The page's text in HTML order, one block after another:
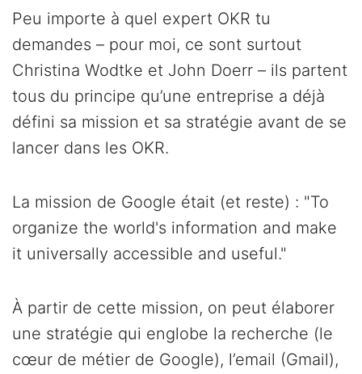
Peu importe à quel expert OKR tu
demandes – pour moi, ce sont surtout
Christina Wodtke et John Doerr – ils partent
tous du principe qu’une entreprise a déjà
défini sa mission et sa stratégie avant de se
lancer dans les OKR.
La mission de Google était (et reste) : "To
organize the world's information and make
it universally accessible and useful."
À partir de cette mission, on peut élaborer
une stratégie qui englobe la recherche (le
cœur de métier de Google), l’email (Gmail),